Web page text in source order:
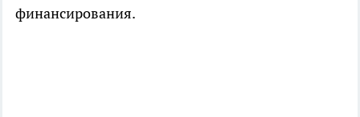
финансирования.